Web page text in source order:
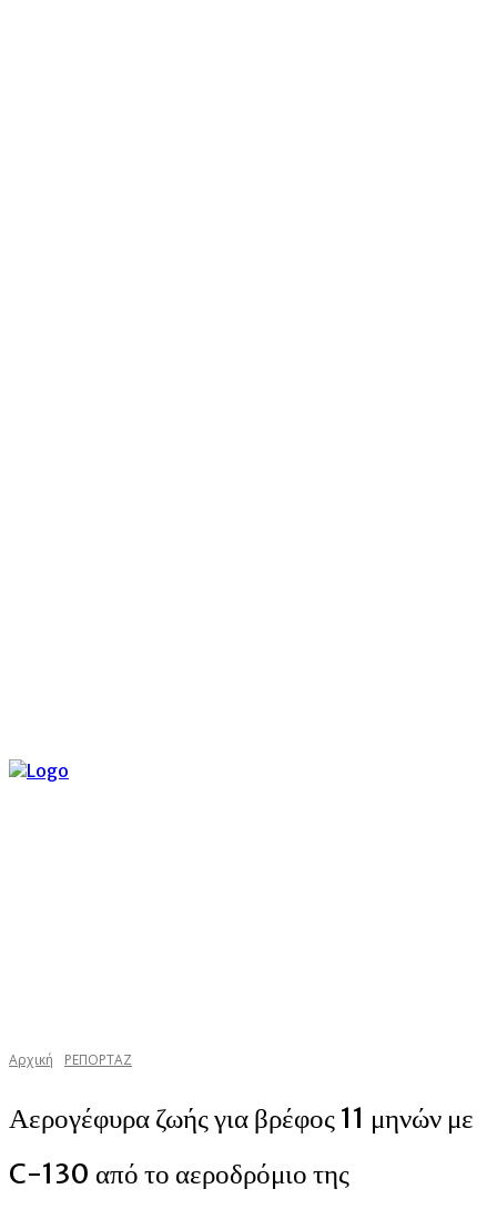
Αρχική ΡΕΠΟΡΤΑΖ
Αερογέφυρα ζωής για βρέφος 11 μηνών με
C-130 από το αεροδρόμιο της